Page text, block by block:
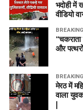
भदोही में
वीडियो
और
मेरठ में
वाला